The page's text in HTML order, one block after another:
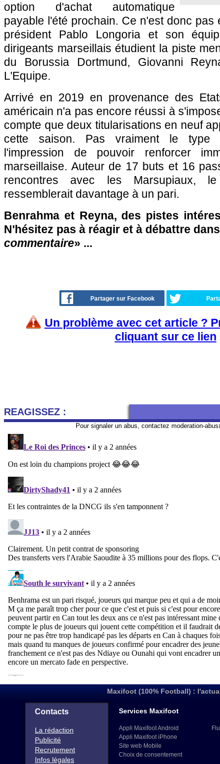
option d'achat automatique
payable l'été prochain. Ce n'est donc pas
président Pablo Longoria et son
dirigeants marseillais étudient la piste
du Borussia Dortmund, Giovanni
L'Equipe.
Arrivé en 2019 en provenance des
américain n'a pas encore réussi à
compte que deux titularisations en neuf
cette saison. Pas vraiment le type
l'impression de pouvoir renforcer
marseillaise. Auteur de 17 buts et 16
rencontres avec les Marsupiaux,
ressemblerait davantage à un pari.
Benrahma et Reyna, des pistes
N'hésitez pas à réagir et à débattre
commentaire» ...
Partager sur Facebook
Un problème avec cet article ?
cliquant sur ce lien
REAGISSEZ :
Pour signaler un abus, contactez moderation-
Maxifoot (100% Football) :
Contacts
La rédaction
Publicité
Recrutement
Infos légales
Services Maxifoot
Appli Maxifoot Android
Appli Maxifoot iPhone
Site web Mobile
Choix de consentement